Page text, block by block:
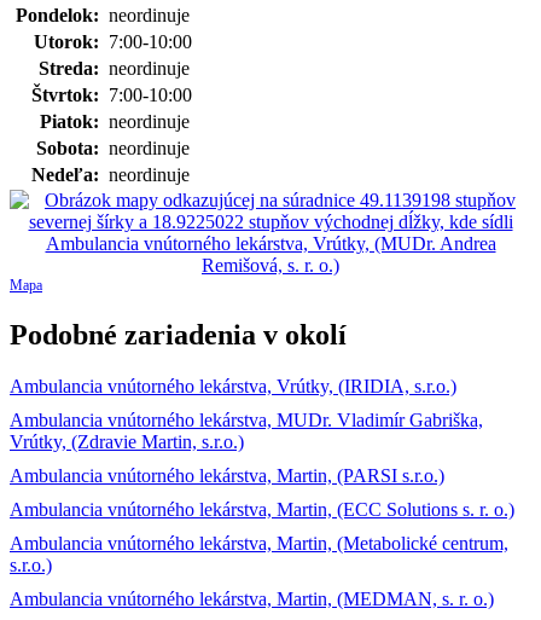
Pondelok: neordinuje
Utorok: 7:00-10:00
Streda: neordinuje
Štvrtok: 7:00-10:00
Piatok: neordinuje
Sobota: neordinuje
Nedeľa: neordinuje
Mapa
Podobné zariadenia v okolí
Ambulancia vnútorného lekárstva, Vrútky, (IRIDIA, s.r.o.)
Ambulancia vnútorného lekárstva, MUDr. Vladimír Gabriška,
Vrútky, (Zdravie Martin, s.r.o.)
Ambulancia vnútorného lekárstva, Martin, (PARSI s.r.o.)
Ambulancia vnútorného lekárstva, Martin, (ECC Solutions s. r. o.)
Ambulancia vnútorného lekárstva, Martin, (Metabolické centrum,
s.r.o.)
Ambulancia vnútorného lekárstva, Martin, (MEDMAN, s. r. o.)